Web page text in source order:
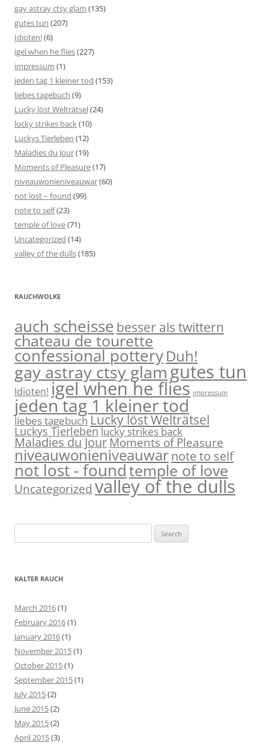
gay astray ctsy glam (135)
gutes tun (207)
Idioten!(6)
igel when he flies(227)
impressum (1)
jeden tag 1 kleiner tod (153)
liebes tagebuch (9)
Lucky löst Welträtsel(24)
lucky strikes back(10)
Luckys Tierleben (12)
Maladies du Jour(19)
Moments of Pleasure(17)
niveauwonieniveauwar(60)
not lost – found (99)
note to self(23)
temple of love(71)
Uncategorized (14)
valley of the dulls(185)
RAUCHWOLKE
auch scheisse besser als twittern
chateau de tourette
confessional potteryDuh!
gay astray ctsy glamgutes tun
Idioten! igel when he flies impressum
jeden tag 1 kleiner tod
liebes tagebuch Lucky löst Welträtsel
Luckys Tierlebenlucky strikes back
Maladies du Jour Moments of Pleasure
niveauwonieniveauwarnote to self
not lost - foundtemple of love
Uncategorized valley of the dulls
e
r
h
f
o
r
:
KALTER RAUCH
March 2016(1)
February 2016(1)
January 2016(1)
November 2015(1)
October 2015(1)
September 2015(1)
July 2015(2)
June 2015(2)
May 2015(2)
April 2015(3)